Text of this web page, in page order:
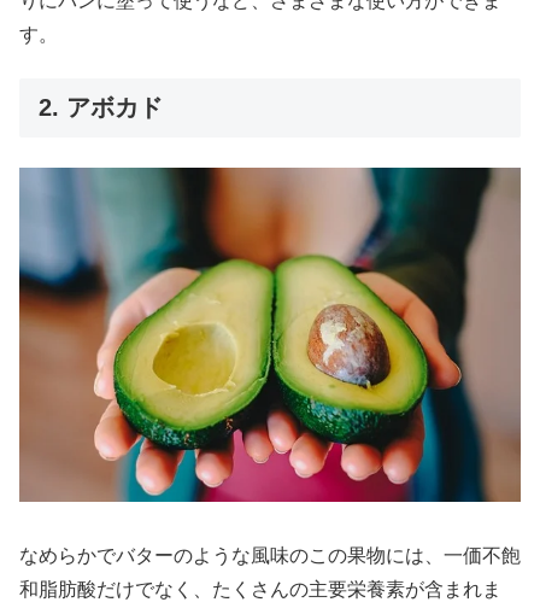
す。
2. アボカド
なめらかでバターのような風味のこの果物には、一価不飽
和脂肪酸だけでなく、たくさんの主要栄養素が含まれま